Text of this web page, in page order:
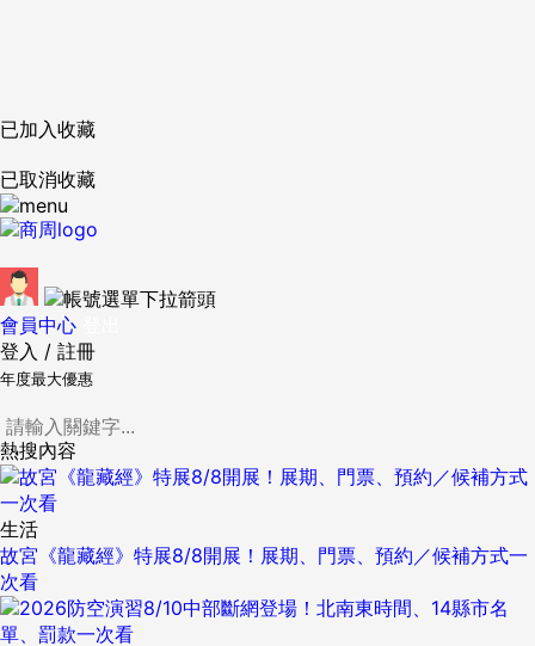
已加入收藏
已取消收藏
會員中心
登入 / 註冊
年度最大優惠
熱搜內容
生活
故宮《龍藏經》特展8/8開展！展期、門票、預約／候補方式一
次看